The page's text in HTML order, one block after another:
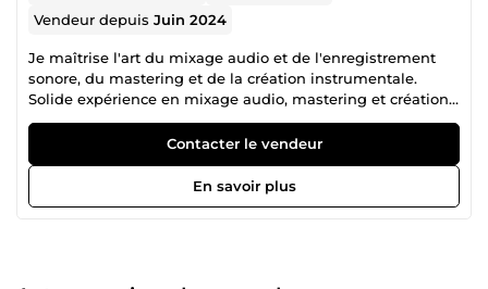
Vendeur depuisJuin 2024
Je maîtrise l'art du mixage audio et de l'enregistrement
sonore, du mastering et de la création instrumentale.
Solide expérience en mixage audio, mastering et création
d'instruments de tous genres : afrobeat, rap, reggae,
R&amp;B, country et bien d'autres. Qualité
Contacter le vendeur
En savoir plus